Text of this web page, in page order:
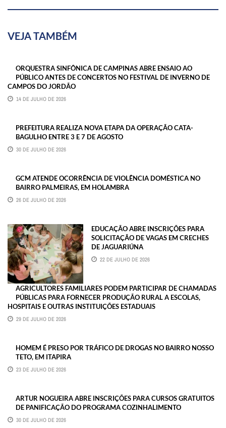
VEJA TAMBÉM
ORQUESTRA SINFÔNICA DE CAMPINAS ABRE ENSAIO AO
PÚBLICO ANTES DE CONCERTOS NO FESTIVAL DE INVERNO DE
CAMPOS DO JORDÃO
14 DE JULHO DE 2026
PREFEITURA REALIZA NOVA ETAPA DA OPERAÇÃO CATA-
BAGULHO ENTRE 3 E 7 DE AGOSTO
30 DE JULHO DE 2026
GCM ATENDE OCORRÊNCIA DE VIOLÊNCIA DOMÉSTICA NO
BAIRRO PALMEIRAS, EM HOLAMBRA
26 DE JULHO DE 2026
EDUCAÇÃO ABRE INSCRIÇÕES PARA
SOLICITAÇÃO DE VAGAS EM CRECHES
DE JAGUARIÚNA
22 DE JULHO DE 2026
AGRICULTORES FAMILIARES PODEM PARTICIPAR DE CHAMADAS
PÚBLICAS PARA FORNECER PRODUÇÃO RURAL A ESCOLAS,
HOSPITAIS E OUTRAS INSTITUIÇÕES ESTADUAIS
29 DE JULHO DE 2026
HOMEM É PRESO POR TRÁFICO DE DROGAS NO BAIRRO NOSSO
TETO, EM ITAPIRA
23 DE JULHO DE 2026
ARTUR NOGUEIRA ABRE INSCRIÇÕES PARA CURSOS GRATUITOS
DE PANIFICAÇÃO DO PROGRAMA COZINHALIMENTO
30 DE JULHO DE 2026